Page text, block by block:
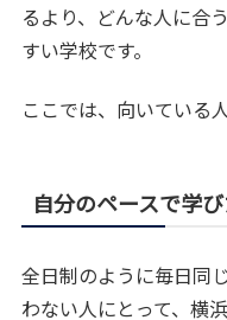
るより、どんな人に合
すい学校です。
ここでは、向いている
自分のペースで学
全日制のように毎日同
わない人にとって、横